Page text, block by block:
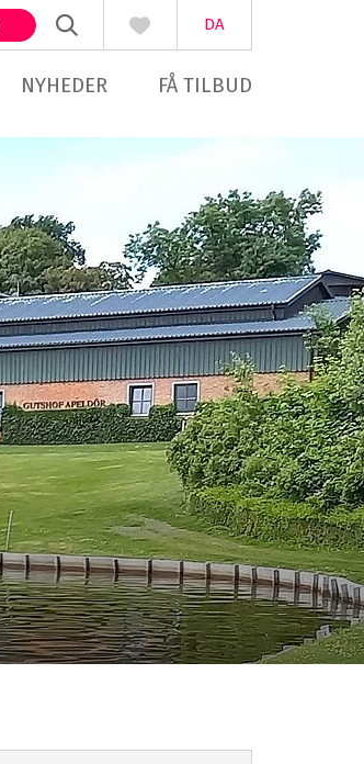
DA
NYHEDER FÅ TILBUD